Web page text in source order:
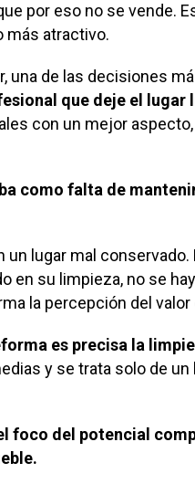
por eso no se vende.
más atractivo.
una de las decisiones
que deje el lugar
con un mejor
como falta de
lugar mal conservado.
en su limpieza, no se
la percepción del valor
es precisa la
y se trata solo de un
foco del potencial